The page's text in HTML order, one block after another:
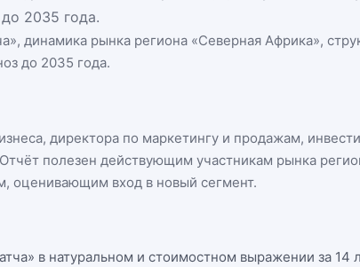
2035 года.
», динамика рынка региона «Северная Африка»,
до 2035 года.
директора по маркетингу и продажам,
полезен действующим участникам рынка
оценивающим вход в новый сегмент.
в натуральном и стоимостном выражении за 14